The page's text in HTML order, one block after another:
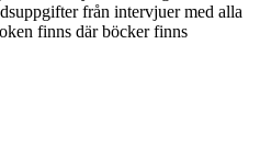
från intervjuer med alla
finns där böcker finns